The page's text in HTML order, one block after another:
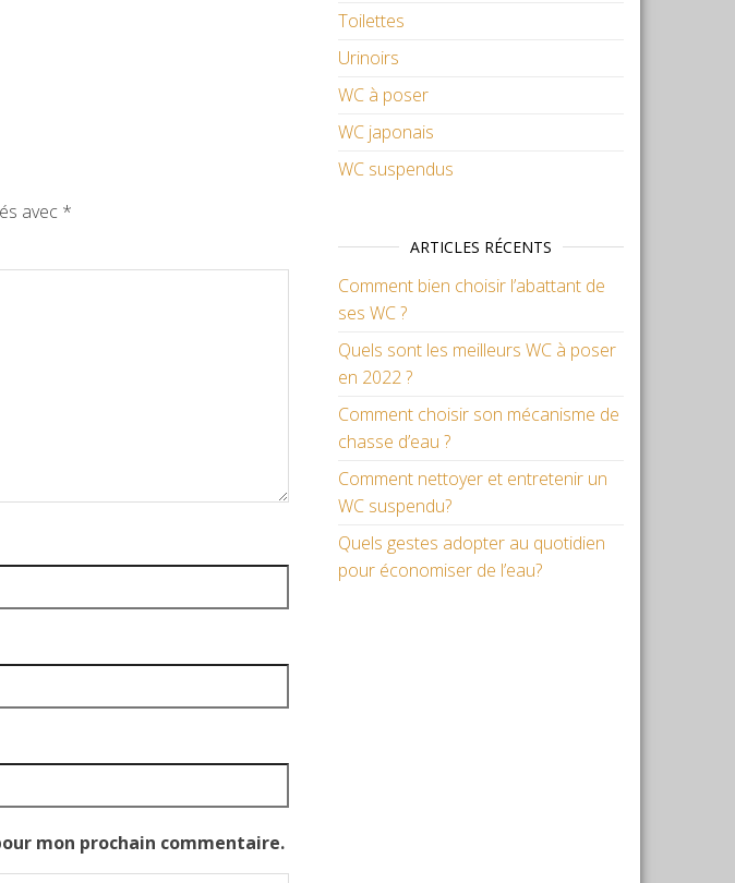
avec *
mon prochain commentaire.
Toilettes
Urinoirs
WC à poser
WC japonais
WC suspendus
ARTICLES RÉCENTS
Comment bien choisir l’abattant de
ses WC ?
Quels sont les meilleurs WC à poser
en 2022 ?
Comment choisir son mécanisme de
chasse d’eau ?
Comment nettoyer et entretenir un
WC suspendu?
Quels gestes adopter au quotidien
pour économiser de l’eau?